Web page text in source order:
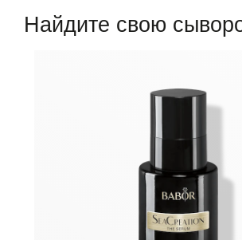
Найдите свою